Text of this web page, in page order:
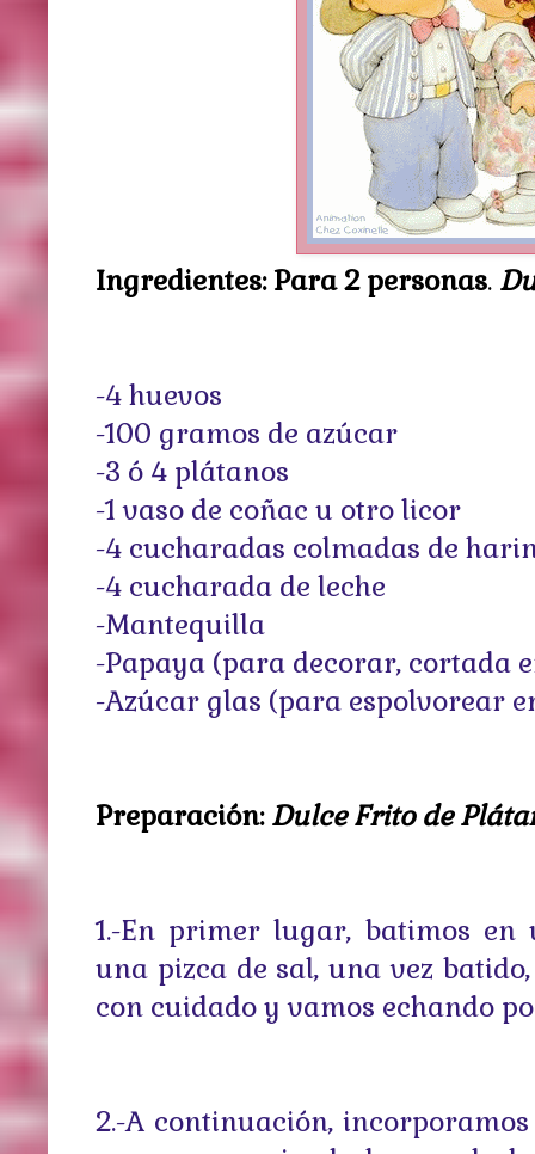
Ingredientes: Para 2 personas.
-4 huevos
-100 gramos de azúcar
-3 ó 4 plátanos
-1 vaso de coñac u otro licor
-4 cucharadas colmadas de
-4 cucharada de leche
-Mantequilla
-Papaya (para decorar, cortada
-Azúcar glas (para espolvorear
Preparación: Dulce Frito de
1.-En primer lugar, batimos en
una pizca de sal, una vez
con cuidado y vamos echando
2.-A continuación,